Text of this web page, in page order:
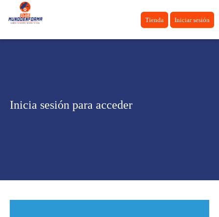
Tienda Iniciar sesión
Inicia sesión para acceder